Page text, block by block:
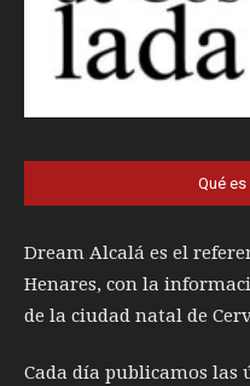
Qué
Dream Alcalá es el
Henares, con la
de la ciudad natal de
Cada día publicamos las